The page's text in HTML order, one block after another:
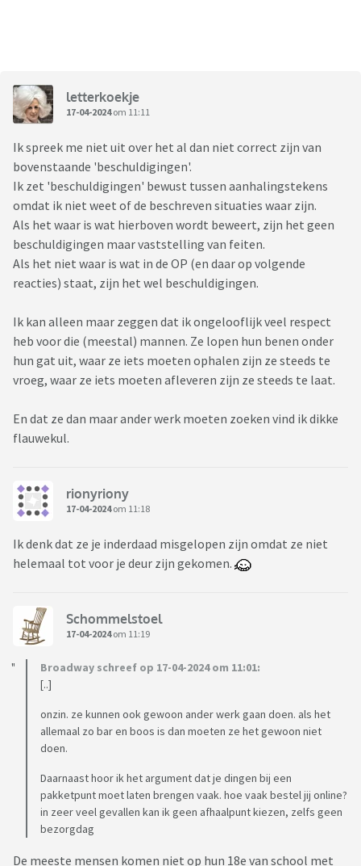
letterkoekje
17-04-2024om 11:11
Ik spreek me niet uit over het al dan niet correct zijn van
bovenstaande 'beschuldigingen'.
Ik zet 'beschuldigingen' bewust tussen aanhalingstekens
omdat ik niet weet of de beschreven situaties waar zijn.
Als het waar is wat hierboven wordt beweert, zijn het geen
beschuldigingen maar vaststelling van feiten.
Als het niet waar is wat in de OP (en daar op volgende
reacties) staat, zijn het wel beschuldigingen.
Ik kan alleen maar zeggen dat ik ongelooflijk veel respect
heb voor die (meestal) mannen. Ze lopen hun benen onder
hun gat uit, waar ze iets moeten ophalen zijn ze steeds te
vroeg, waar ze iets moeten afleveren zijn ze steeds te laat.
En dat ze dan maar ander werk moeten zoeken vind ik dikke
flauwekul.
rionyriony
17-04-2024om 11:18
Ik denk dat ze je inderdaad misgelopen zijn omdat ze niet
helemaal tot voor je deur zijn gekomen.
Schommelstoel
17-04-2024om 11:19
Broadway schreef op 17-04-2024 om 11:01:
[..]
onzin. ze kunnen ook gewoon ander werk gaan doen. als het
allemaal zo bar en boos is dan moeten ze het gewoon niet
doen.
Daarnaast hoor ik het argument dat je dingen bij een
pakketpunt moet laten brengen vaak. hoe vaak bestel jij online?
in zeer veel gevallen kan ik geen afhaalpunt kiezen, zelfs geen
bezorgdag
De meeste mensen komen niet op hun 18e van school met